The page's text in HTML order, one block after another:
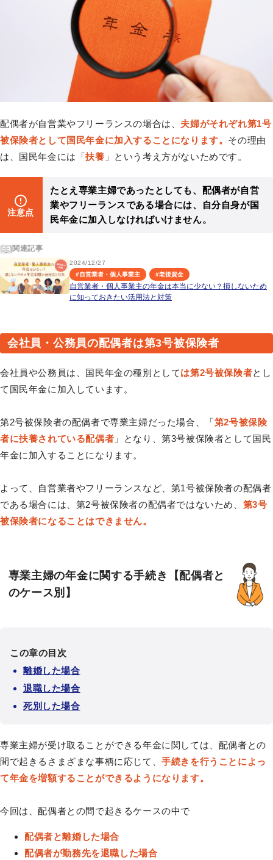
配偶者が自営業やフリーランスの場合は、 夫婦がそれぞれ第1号
被保険者として国民年金に加入することになります。 その理由
は、国民年金には「扶養 」という考え方がないためです。
注意点
たとえ専業主婦であったとしても、配偶者が自営
業やフリーランスである場合には、自分自身が国
民年金に加入しなければいけません。
関連記事
2024/12/27
#自営業者・個人事業主 #老後資金
自営業者・個人事業主の年金は本当に少ない？損しないため
に知っておきたい活用法と対策
会社員・公務員の配偶者は第3号被保険者
会社員や公務員は、国民年金の種別としては第2号被保険者とし
て国民年金に加入しています。
第2号被保険者の配偶者で専業主婦だった場合、「第2号被保険
者に扶養されている配偶者 」となり、第3号被保険者として国民
年金に加入することになります。
よって、自営業者やフリーランスなど、第1号被保険者の配偶者
である場合には、第2号被保険者の配偶者ではないため、 第3号
被保険者になることはできません。
専業主婦の年金に関する手続き【配偶者と
のケース別】
この章の目次
離婚した場合
退職した場合
死別した場合
専業主婦が受け取ることができる年金に関しては、配偶者との
間で起きるさまざまな事柄に応じて、手続きを行うことによっ
て年金を増額することができるようになります。
今回は、配偶者との間で起きるケースの中で
配偶者と離婚した場合
配偶者が勤務先を退職した場合